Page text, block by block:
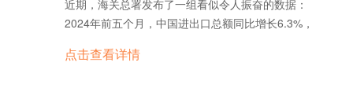
SEM的目的是能更有效的确定产品的关键词，使其更
得精准的用户，也能让企业自己有效的把控自己的推
近期，海关总署发布了一组看似令人振奋的数据：
2024年前五个月，中国进出口总额同比增长6.3%，
人却陷入了困惑：订单没有起色，利润被一再压缩，
点击查看详情